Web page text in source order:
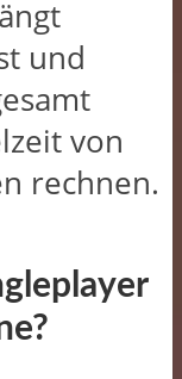
und
von
rechnen.